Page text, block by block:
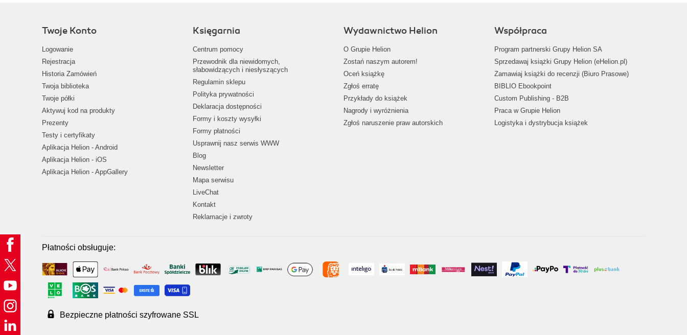
Twoje Konto
Logowanie
Rejestracja
Historia Zamówień
Twoja biblioteka
Twoje półki
Aktywuj kod na produkty
Prezenty
Testy i certyfikaty
Aplikacja Helion - Android
Aplikacja Helion - iOS
Aplikacja Helion - AppGallery
Księgarnia
Centrum pomocy
Przewodnik dla niewidomych,
słabowidzących i niesłyszących
Regulamin sklepu
Polityka prywatności
Deklaracja dostępności
Formy i koszty wysyłki
Formy płatności
Usprawnij nasz serwis WWW
Blog
Newsletter
Mapa serwisu
LiveChat
Kontakt
Reklamacje i zwroty
Wydawnictwo Helion
O Grupie Helion
Zostań naszym autorem!
Oceń książkę
Zgłoś erratę
Przykłady do książek
Nagrody i wyróżnienia
Zgłoś naruszenie praw autorskich
Współpraca
Program partnerski Grupy Helion SA
Sprzedawaj książki Grupy Helion (eHelion.pl)
Zamawiaj książki do recenzji (Biuro Prasowe)
BIBLIO Ebookpoint
Custom Publishing - B2B
Praca w Grupie Helion
Logistyka i dystrybucja książek
Płatności obsługuje:
Bezpieczne płatności szyfrowane SSL